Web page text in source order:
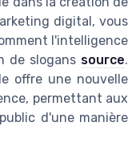
digital, vous
l'intelligence
de slogans source.
offre une nouvelle
permettant aux
d'une manière